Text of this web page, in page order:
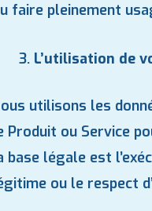
faire pleinement
L’utilisation de
utilisons les
Produit ou Service
base légale est
ou le respect